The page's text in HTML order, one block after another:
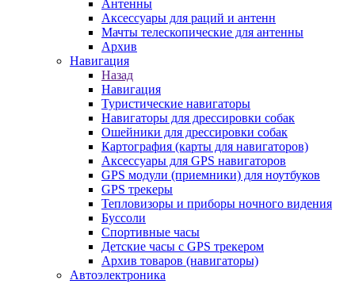
Антенны
Аксессуары для раций и антенн
Мачты телескопические для антенны
Архив
Навигация
Назад
Навигация
Туристические навигаторы
Навигаторы для дрессировки собак
Ошейники для дрессировки собак
Картография (карты для навигаторов)
Аксессуары для GPS навигаторов
GPS модули (приемники) для ноутбуков
GPS трекеры
Тепловизоры и приборы ночного видения
Буссоли
Спортивные часы
Детские часы с GPS трекером
Архив товаров (навигаторы)
Автоэлектроника